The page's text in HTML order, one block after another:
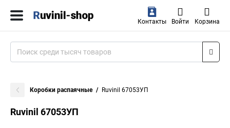
Контакты Войти Корзина
Коробки распаячные Ruvinil 67053УП
Ruvinil 67053УП